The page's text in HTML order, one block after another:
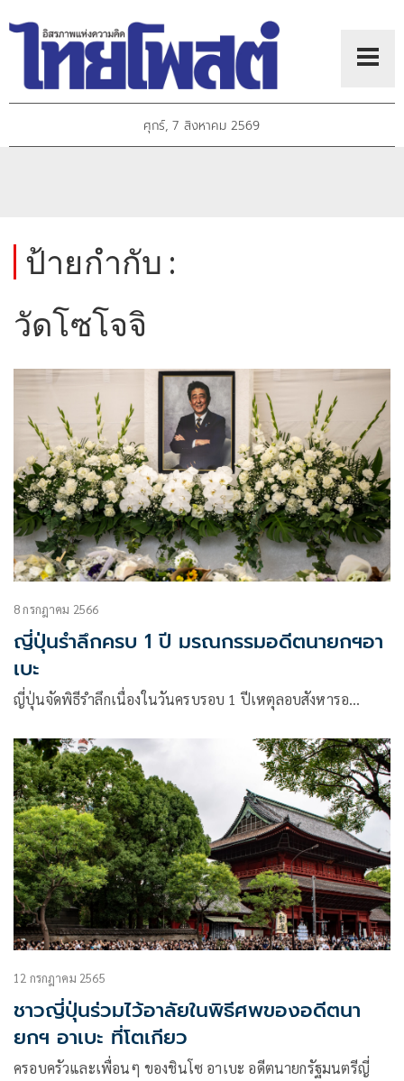
ศุกร์, 7 สิงหาคม 2569
ป้ายกำกับ :
วัดโซโจจิ
8 กรกฎาคม 2566
ญี่ปุ่นรำลึกครบ 1 ปี มรณกรรมอดีตนายกฯอา
เบะ
ญี่ปุ่นจัดพิธีรำลึกเนื่องในวันครบรอบ 1 ปีเหตุลอบสังหารอ…
12 กรกฎาคม 2565
ชาวญี่ปุ่นร่วมไว้อาลัยในพิธีศพของอดีตนา
ยกฯ อาเบะ ที่โตเกียว
ครอบครัวและเพื่อนๆ ของชินโซ อาเบะ อดีตนายกรัฐมนตรีญี่